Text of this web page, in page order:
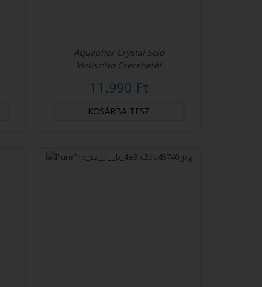
Aquaphor Crystal Solo
Víztisztító Cserebetét
11.990 Ft